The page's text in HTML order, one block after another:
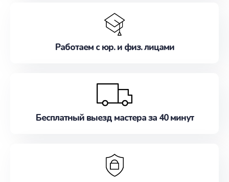
Работаем с юр. и физ. лицами
Бесплатный выезд мастера за 40 минут